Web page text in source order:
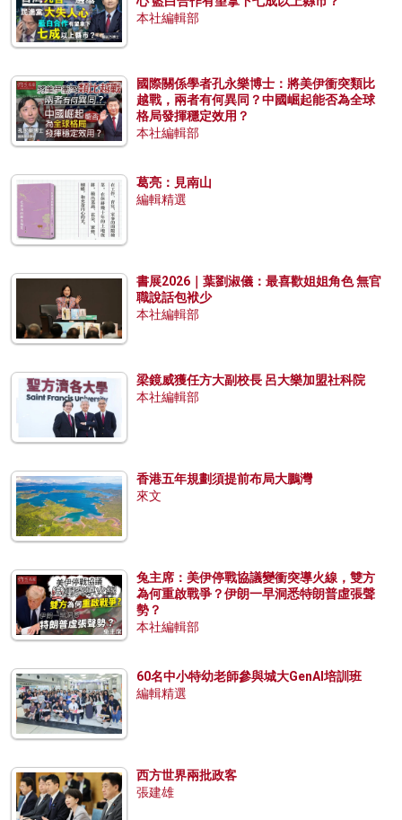
本社編輯部
國際關係學者孔永樂博士：將美伊衝突類比
越戰，兩者有何異同？中國崛起能否為全球
格局發揮穩定效用？
本社編輯部
葛亮：見南山
編輯精選
書展2026｜葉劉淑儀：最喜歡姐姐角色 無官
職說話包袱少
本社編輯部
梁鏡威獲任方大副校長 呂大樂加盟社科院
本社編輯部
香港五年規劃須提前布局大鵬灣
來文
兔主席：美伊停戰協議變衝突導火線，雙方
為何重啟戰爭？伊朗一早洞悉特朗普虛張聲
勢？
本社編輯部
60名中小特幼老師參與城大GenAI培訓班
編輯精選
西方世界兩批政客
張建雄